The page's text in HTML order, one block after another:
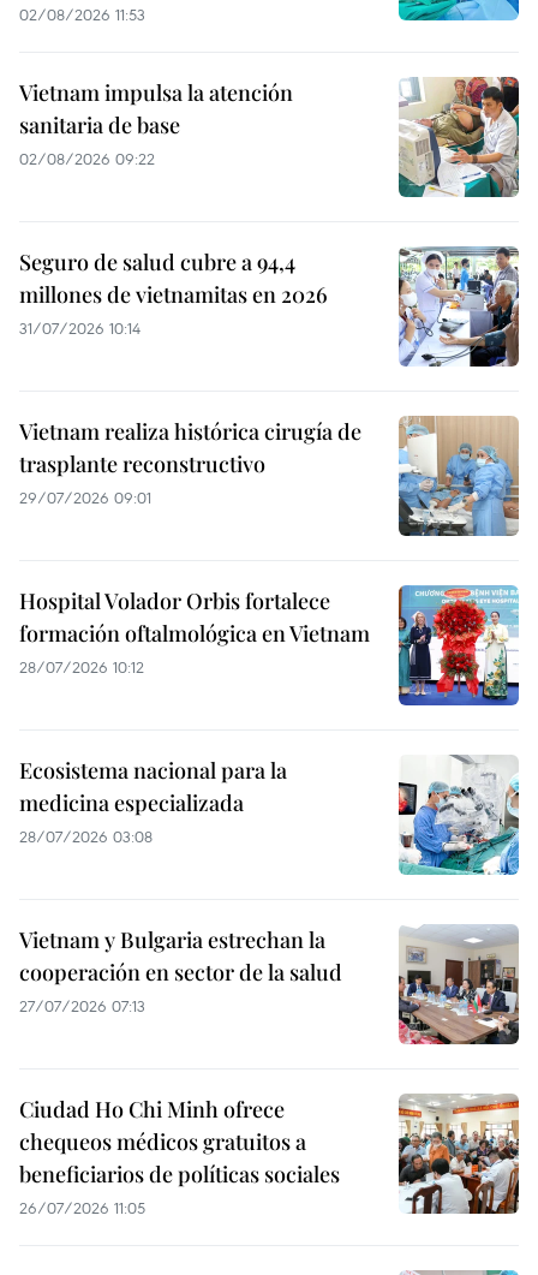
02/08/2026 11:53
Vietnam impulsa la atención
sanitaria de base
02/08/2026 09:22
Seguro de salud cubre a 94,4
millones de vietnamitas en 2026
31/07/2026 10:14
Vietnam realiza histórica cirugía de
trasplante reconstructivo
29/07/2026 09:01
Hospital Volador Orbis fortalece
formación oftalmológica en Vietnam
28/07/2026 10:12
Ecosistema nacional para la
medicina especializada
28/07/2026 03:08
Vietnam y Bulgaria estrechan la
cooperación en sector de la salud
27/07/2026 07:13
Ciudad Ho Chi Minh ofrece
chequeos médicos gratuitos a
beneficiarios de políticas sociales
26/07/2026 11:05